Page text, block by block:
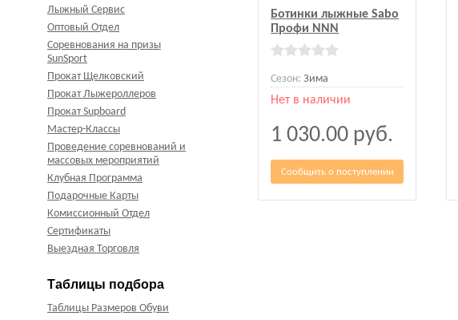
Лыжный Сервис
Оптовый Отдел
Соревнования на призы
SunSport
Прокат Щелковский
Прокат Лыжероллеров
Прокат Supboard
Мастер-Классы
Проведение соревнований и
массовых мероприятий
Клубная Программа
Подарочные Карты
Комиссионный Отдел
Сертификаты
Выездная Торговля
Таблицы подбора
Таблицы Размеров Обуви
Ботинки лыжные Sabo
Профи NNN
Сезон: Зима
Нет в наличии
1 030.00 руб.
Сообщить о поступлении